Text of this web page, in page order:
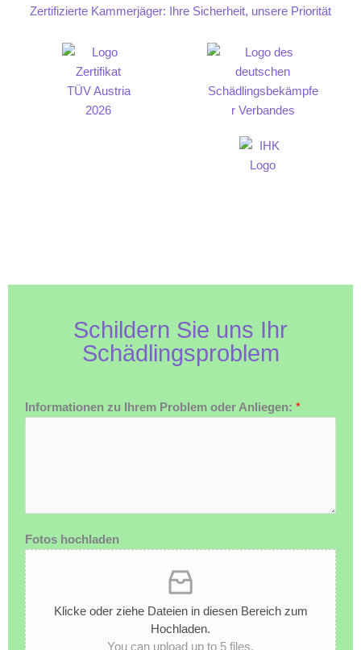
Zertifizierte Kammerjäger: Ihre Sicherheit, unsere Priorität
Schildern Sie uns Ihr
Schädlingsproblem
Informationen zu Ihrem Problem oder Anliegen: *
Fotos hochladen
Klicke oder ziehe Dateien in diesen Bereich zum
Hochladen.
You can upload up to 5 files.